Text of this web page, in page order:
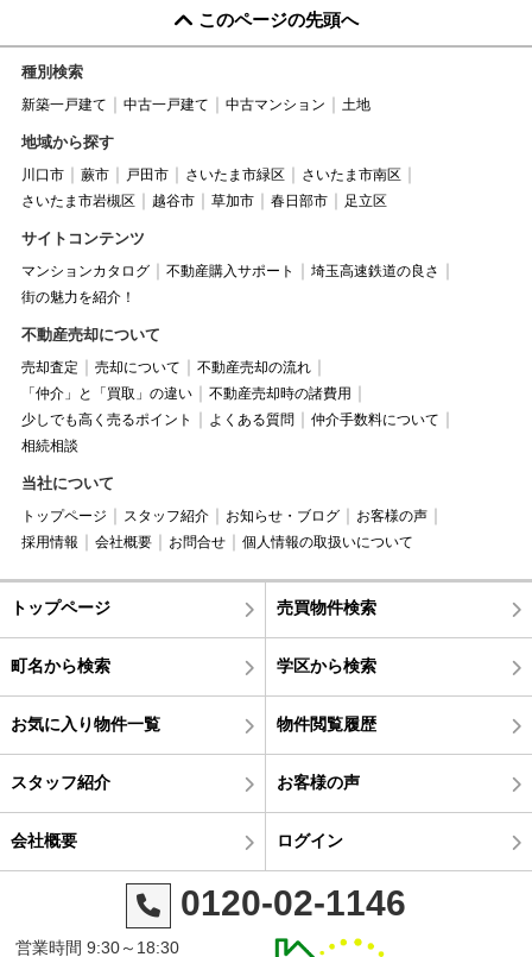
このページの先頭へ
種別検索
新築一戸建て 中古一戸建て 中古マンション 土地
地域から探す
川口市 蕨市 戸田市 さいたま市緑区
さいたま市南区
さいたま市岩槻区
越谷市 草加市 春日部市 足立区
サイトコンテンツ
マンションカタログ 不動産購入サポート
埼玉高速鉄道の良さ
街の魅力を紹介！
不動産売却について
売却査定 売却について
不動産売却の流れ
「仲介」と「買取」の違い
不動産売却時の諸費用
少しでも高く売るポイント
よくある質問
仲介手数料について
相続相談
当社について
トップページ スタッフ紹介 お知らせ・ブログ
お客様の声
採用情報
会社概要 お問合せ 個人情報の取扱いについて
トップページ 売買物件検索
町名から検索 学区から検索
お気に入り物件一覧 物件閲覧履歴
スタッフ紹介 お客様の声
会社概要 ログイン
0120-02-1146
営業時間 9:30～18:30